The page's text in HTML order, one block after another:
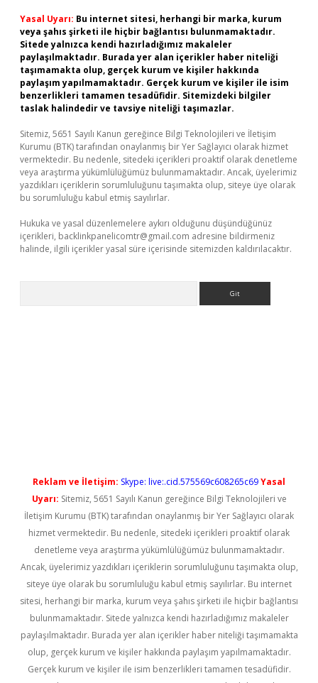
Yasal Uyarı: Bu internet sitesi, herhangi bir marka, kurum
veya şahıs şirketi ile hiçbir bağlantısı bulunmamaktadır.
Sitede yalnızca kendi hazırladığımız makaleler
paylaşılmaktadır. Burada yer alan içerikler haber niteliği
taşımamakta olup, gerçek kurum ve kişiler hakkında
paylaşım yapılmamaktadır. Gerçek kurum ve kişiler ile isim
benzerlikleri tamamen tesadüfidir. Sitemizdeki bilgiler
taslak halindedir ve tavsiye niteliği taşımazlar.
Sitemiz, 5651 Sayılı Kanun gereğince Bilgi Teknolojileri ve İletişim
Kurumu (BTK) tarafından onaylanmış bir Yer Sağlayıcı olarak hizmet
vermektedir. Bu nedenle, sitedeki içerikleri proaktif olarak denetleme
veya araştırma yükümlülüğümüz bulunmamaktadır. Ancak, üyelerimiz
yazdıkları içeriklerin sorumluluğunu taşımakta olup, siteye üye olarak
bu sorumluluğu kabul etmiş sayılırlar.
Hukuka ve yasal düzenlemelere aykırı olduğunu düşündüğünüz
içerikleri, backlinkpanelicomtr@gmail.com adresine bildirmeniz
halinde, ilgili içerikler yasal süre içerisinde sitemizden kaldırılacaktır.
Reklam ve İletişim: Skype: live:.cid.575569c608265c69Yasal
Uyarı: Sitemiz, 5651 Sayılı Kanun gereğince Bilgi Teknolojileri ve
İletişim Kurumu (BTK) tarafından onaylanmış bir Yer Sağlayıcı olarak
hizmet vermektedir. Bu nedenle, sitedeki içerikleri proaktif olarak
denetleme veya araştırma yükümlülüğümüz bulunmamaktadır.
Ancak, üyelerimiz yazdıkları içeriklerin sorumluluğunu taşımakta olup,
siteye üye olarak bu sorumluluğu kabul etmiş sayılırlar. Bu internet
sitesi, herhangi bir marka, kurum veya şahıs şirketi ile hiçbir bağlantısı
bulunmamaktadır. Sitede yalnızca kendi hazırladığımız makaleler
paylaşılmaktadır. Burada yer alan içerikler haber niteliği taşımamakta
olup, gerçek kurum ve kişiler hakkında paylaşım yapılmamaktadır.
Gerçek kurum ve kişiler ile isim benzerlikleri tamamen tesadüfidir.